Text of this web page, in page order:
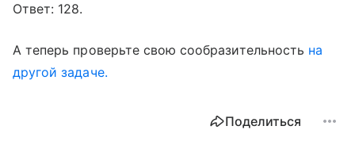
Ответ: 128.
А теперь проверьте свою сообразительность на
другой задаче.
Поделиться